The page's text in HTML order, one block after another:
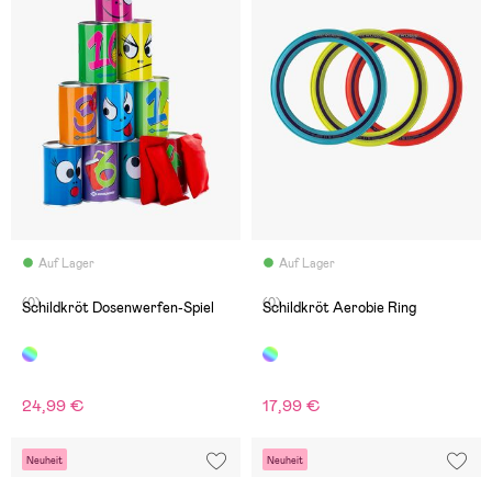
Auf Lager
(0)
Schildkröt Dosenwerfen-Spiel
24,99 €
Auf Lager
(0)
Schildkröt Aerobie Ring
17,99 €
Neuheit Neuheit